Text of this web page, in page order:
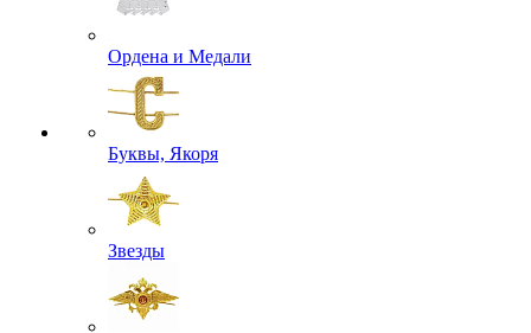
Ордена и Медали
Буквы, Якоря
Звезды